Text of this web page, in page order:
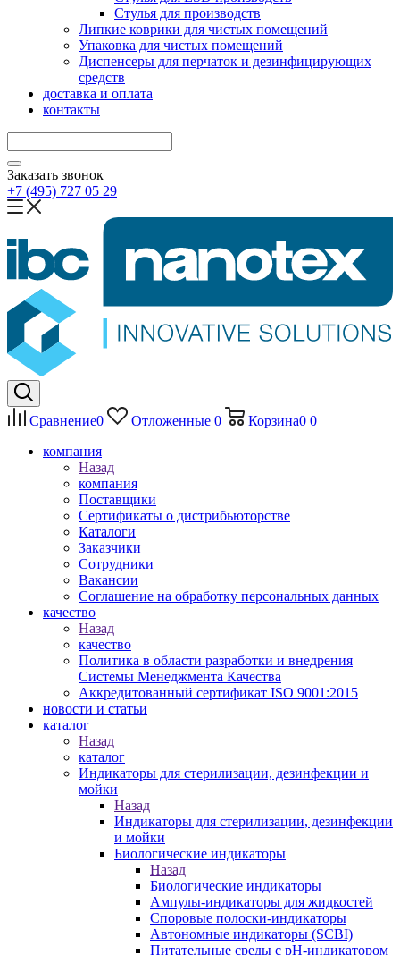
Стулья для производств
Липкие коврики для чистых помещений
Упаковка для чистых помещений
Диспенсеры для перчаток и дезинфицирующих
средств
доставка и оплата
контакты
Заказать звонок
+7 (495) 727 05 29
Сравнение0 Отложенные 0 Корзина0 0
компания
Назад
компания
Поставщики
Сертификаты о дистрибьюторстве
Каталоги
Заказчики
Сотрудники
Вакансии
Соглашение на обработку персональных данных
качество
Назад
качество
Политика в области разработки и внедрения
Системы Менеджмента Качества
Аккредитованный сертификат ISO 9001:2015
новости и статьи
каталог
Назад
каталог
Индикаторы для стерилизации, дезинфекции и
мойки
Назад
Индикаторы для стерилизации, дезинфекции
и мойки
Биологические индикаторы
Назад
Биологические индикаторы
Ампулы-индикаторы для жидкостей
Споровые полоски-индикаторы
Автономные индикаторы (SCBI)
Питательные среды с рН-индикатором